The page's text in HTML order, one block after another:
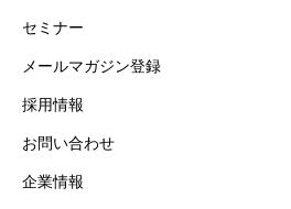
セミナー
メールマガジン登録
採用情報
お問い合わせ
企業情報